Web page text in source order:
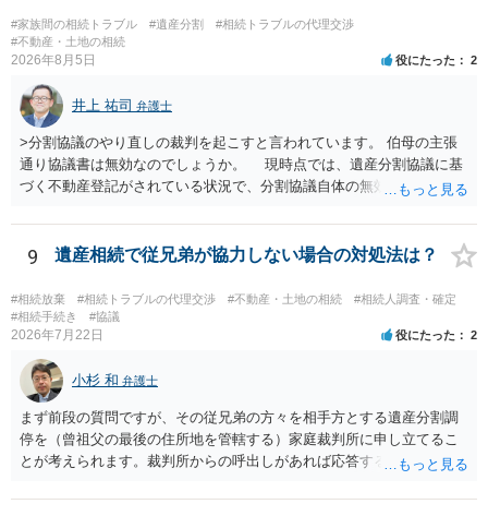
#家族間の相続トラブル #遺産分割
#相続トラブルの代理交渉
#不動産・土地の相続
2026年8月5日 役にたった 2
井上 祐司 弁護士
>分割協議のやり直しの裁判を起こすと言われています。 伯母の主張
通り協議書は無効なのでしょうか。 現時点では、遺産分割協議に基
づく不動産登記がされている状況で、分割協議自体の無効を裁判所が
方の訴訟の主張及び立証次第ですが、 ・御祖母様の認知能力に関する
医師の意見書、筆跡鑑定 が提出されればその効力が否定される可能性
はありますが、 ・伯母様自身が分割協議に加わっていること ・御祖母
様の意に反する遺産分割協議を行う実益が誰にあったかの立証が困難
であること からすると、実際に遺産分割協議の効力が否定される可能
性はそれほど高くない（立証のハードルは非常に高い）ということが
言えると思います。
9 遺産相続で従兄弟が協力しない場合の対処法は？
#相続放棄 #相続トラブルの代理交渉 #不動産・土地の相続
#相続人調査・確定
#相続手続き
#協議
2026年7月22日 役にたった 2
小杉 和 弁護士
まず前段の質問ですが、その従兄弟の方々を相手方とする遺産分割調
停を（曾祖父の最後の住所地を管轄する）家庭裁判所に申し立てるこ
とが考えられます。裁判所からの呼出しがあれば応答する可能性がま
能と思われます。時間が思った以上にないので必要書類をてきぱきと